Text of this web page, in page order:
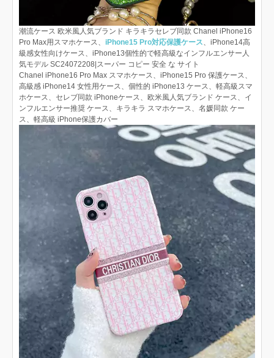
潮流ケース 欧米風人気ブランド キラキラセレブ同款 Chanel iPhone16
Pro Max用スマホケース、 iPhone15 Pro対応保護ケース、iPhone14高
級感女性向けケース、iPhone13個性的で軽高級なインフルエンサー人
気モデル SC24072208|スーパー コピー 安全 な サイト
Chanel iPhone16 Pro Max スマホケース、iPhone15 Pro 保護ケース、
高級感 iPhone14 女性用ケース、個性的 iPhone13 ケース、軽高級スマ
ホケース、セレブ同款 iPhoneケース、欧米風人気ブランド ケース、イ
ンフルエンサー推奨 ケース、キラキラ スマホケース、名媛同款 ケー
ス、軽高級 iPhone保護カバー